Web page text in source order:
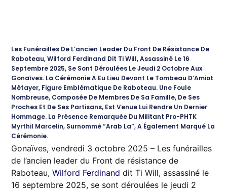
Les Funérailles De L’ancien Leader Du Front De Résistance De
Raboteau, Wilford Ferdinand Dit Ti Will, Assassiné Le 16
Septembre 2025, Se Sont Déroulées Le Jeudi 2 Octobre Aux
Gonaïves. La Cérémonie A Eu Lieu Devant Le Tombeau D’Amiot
Métayer, Figure Emblématique De Raboteau. Une Foule
Nombreuse, Composée De Membres De Sa Famille, De Ses
Proches Et De Ses Partisans, Est Venue Lui Rendre Un Dernier
Hommage. La Présence Remarquée Du Militant Pro-PHTK
Myrthil Marcelin, Surnommé “Arab La”, A Également Marqué La
Cérémonie.
Gonaïves, vendredi 3 octobre 2025 – Les funérailles
de l’ancien leader du Front de résistance de
Raboteau,Wilford Ferdinand dit Ti Will, assassiné le
16 septembre 2025, se sont déroulées le jeudi 2